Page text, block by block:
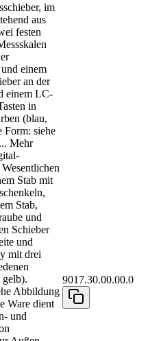
im
aus
festen
einem
an der
einem LC-
in
(blau,
Form: siehe
Mehr
Stab mit
Stab,
und
Schieber
und
mit drei
gelb).
Abbildung
Ware dient
und
9017.30.00.00.0